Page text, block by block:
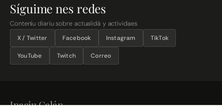
Síguime nes redes
Conteníu diariu sobre actualidá y actividaes
X / Twitter Facebook Instagram TikTok
YouTube Twitch Correo